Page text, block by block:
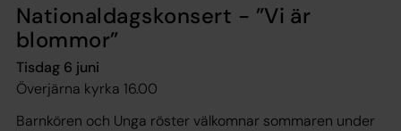
Nationaldagskonsert - ”Vi är
blommor”
Tisdag 6 juni
Överjärna kyrka 16.00
Barnkören och Unga röster välkomnar sommaren under